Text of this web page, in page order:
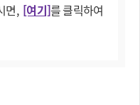
면, [여기]를 클릭하여